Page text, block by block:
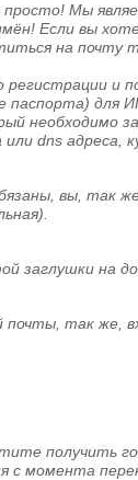
Мы
Если вы
на почту
регистрации и
паспорта) для
необходимо
или dns адреса,
вы, так
заглушки на
так же,
получить
с момента